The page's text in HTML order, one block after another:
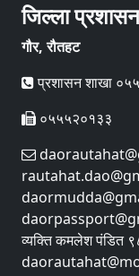
जिल्ला
गौर, रौतहट
प्रशासन शाखा
०५५५२०१३३
व्यक्ति कमलेश पंडित